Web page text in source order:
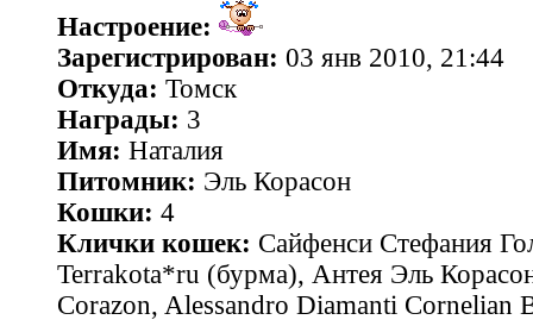
Настроение:
Зарегистрирован: 03 янв 2010, 21:44
Откуда: Томск
Награды: 3
Имя: Наталия
Питомник: Эль Корасон
Кошки: 4
Клички кошек: Сайфенси Стефания
Terrakota*ru (бурма), Антея Эль
Corazon, Alessandro Diamanti Cornelian